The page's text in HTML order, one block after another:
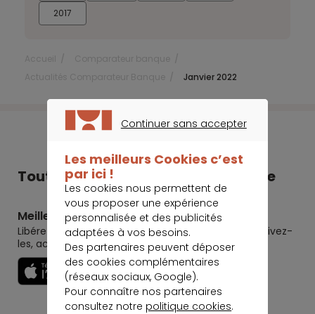
2017
Janvier 2022
Tout Meilleurtaux dans votre poche
Meilleurtaux
Libérez le potentiel de vos projets : préparez-les, suivez-
les, accomplissez-les.
Découvrir
Continuer sans accepter
Les meilleurs Cookies c’est
par ici !
Les cookies nous permettent de
vous proposer une expérience
personnalisée et des publicités
adaptées à vos besoins.
Des partenaires peuvent déposer
des cookies complémentaires
(réseaux sociaux, Google).
Pour connaître nos partenaires
consultez notre politique cookies.